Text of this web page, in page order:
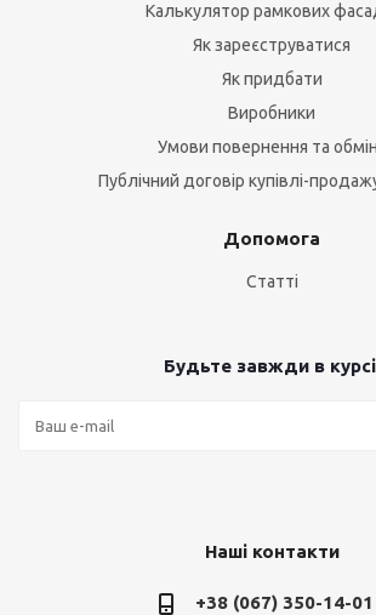
Калькулятор рамкових
Як зареєструватися
Як придбати
Виробники
Умови повернення та
Публічний договір купівлі-
Допомога
Статті
Будьте завжди в
Наші контакти
+38 (067) 350-14-01